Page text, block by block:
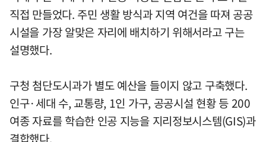
직접 만들었다. 주민 생활 방식과 지역 여건을 따져 공공
시설을 가장 알맞은 자리에 배치하기 위해서라고 구는
설명했다.
구청 첨단도시과가 별도 예산을 들이지 않고 구축했다.
인구·세대 수, 교통량, 1인 가구, 공공시설 현황 등 200
여종 자료를 학습한 인공 지능을 지리정보시스템(GIS)과